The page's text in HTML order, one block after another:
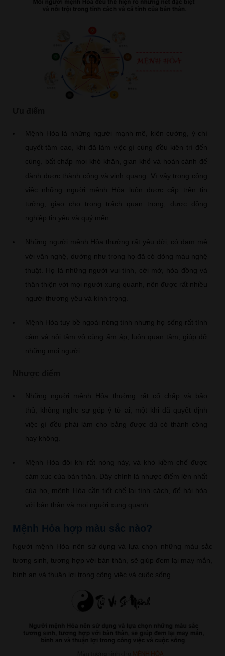
Mệnh Hỏa là những người mạnh mẽ, kiên cường, ý chí
quyết tâm cao, khi đã làm việc gì cùng đều kiên trì đến
cùng, bất chấp mọi khó khăn, gian khổ và hoàn cảnh để
đành được thành công và vinh quang. Vì vậy trong công
việc những người mệnh Hỏa luôn được cấp trên tin
tưởng, giao cho trọng trách quan trọng, được đồng
nghiệp tin yêu và quý mến.
Những người mệnh Hỏa thường rất yêu đời, có đam mê
với văn nghệ, dường như trong họ đã có dòng máu nghệ
thuật. Họ là những người vui tính, cởi mở, hòa đồng và
thân thiện với mọi người xung quanh, nên được rất nhiều
người thương yêu và kính trọng.
Mệnh Hỏa tuy bề ngoài nóng tính nhưng họ sống rất tình
cảm và nội tâm vô cùng ấm áp, luôn quan tâm, giúp đỡ
những mọi người.
Những người mệnh Hỏa thường rất cố chấp và bảo
thủ, không nghe sự góp ý từ ai, một khi đã quyết định
việc gì đều phải làm cho bằng được dù có thành công
hay không.
Mệnh Hỏa đôi khi rất nóng nảy, và khó kiềm chế được
cảm xúc của bản thân. Đây chính là nhược điểm lớn nhất
của họ, mệnh Hỏa cần tiết chế lại tính cách, để hài hòa
với bản thân và mọi người xung quanh.
Mệnh Hỏa hợp màu sắc nào?
Người mệnh Hỏa nên sử dụng và lựa chọn những màu sắc
tương sinh, tương hợp với bản thân, sẽ giúp đem lại may mắn,
bình an và thuận lợi trong công việc và cuộc sống.